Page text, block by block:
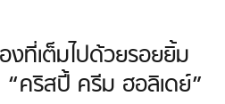
งที่เต็มไปด้วยรอยยิ้ม
คริสปี้ ครีม ฮอลิเดย์”